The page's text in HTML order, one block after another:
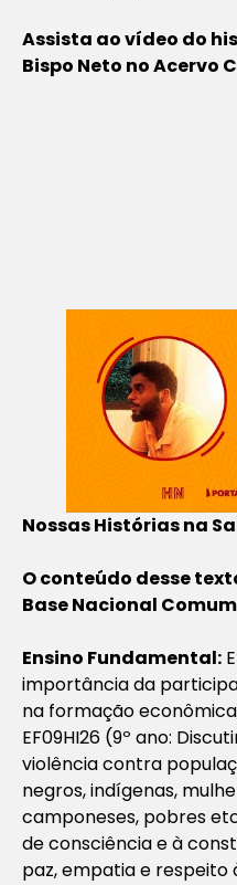
Assista ao vídeo do
Bispo Neto no Acervo
Nossas Histórias na
O conteúdo desse
Base Nacional
Ensino Fundamental:
importância da
na formação
EF09HI26 (9º ano:
violência contra
negros, indígenas,
camponeses, pobres
de consciência e à
paz, empatia e respeito